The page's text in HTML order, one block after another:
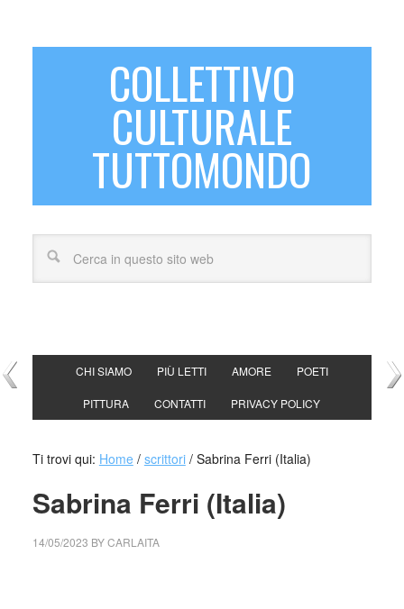
COLLETTIVO
CULTURALE
TUTTOMONDO
CHI SIAMO PIÙ LETTI AMORE POETI
PITTURA CONTATTI PRIVACY POLICY
Ti trovi qui: Home / scrittori /Sabrina Ferri (Italia)
Sabrina Ferri (Italia)
14/05/2023 BYCARLAITA